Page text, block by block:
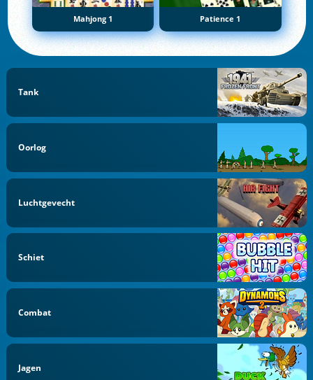
Mahjong 1 Patience 1
Tank
Oorlog
Luchtgevecht
Schiet
Combat
Jagen